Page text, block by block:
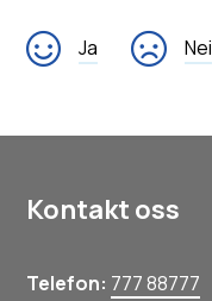
Ja Nei
Kontakt oss
Telefon: 777 88777